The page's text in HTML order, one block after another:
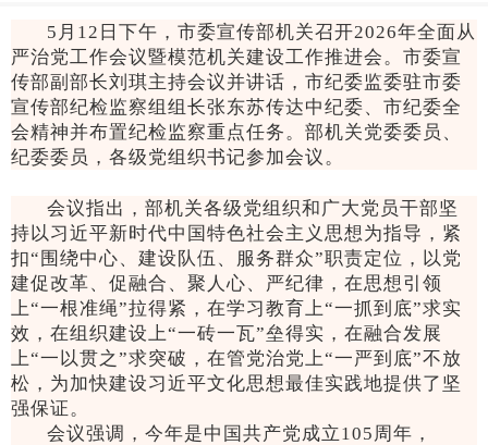
5月12日下午，市委宣传部机关召开2026年全面从
严治党工作会议暨模范机关建设工作推进会。市委宣
传部副部长刘琪主持会议并讲话，市纪委监委驻市委
宣传部纪检监察组组长张东苏传达中纪委、市纪委全
会精神并布置纪检监察重点任务。部机关党委委员、
纪委委员，各级党组织书记参加会议。
会议指出，部机关各级党组织和广大党员干部坚
持以习近平新时代中国特色社会主义思想为指导，紧
扣“围绕中心、建设队伍、服务群众”职责定位，以党
建促改革、促融合、聚人心、严纪律，在思想引领
上“一根准绳”拉得紧，在学习教育上“一抓到底”求实
效，在组织建设上“一砖一瓦”垒得实，在融合发展
上“一以贯之”求突破，在管党治党上“一严到底”不放
松，为加快建设习近平文化思想最佳实践地提供了坚
强保证。
会议强调，今年是中国共产党成立105周年，